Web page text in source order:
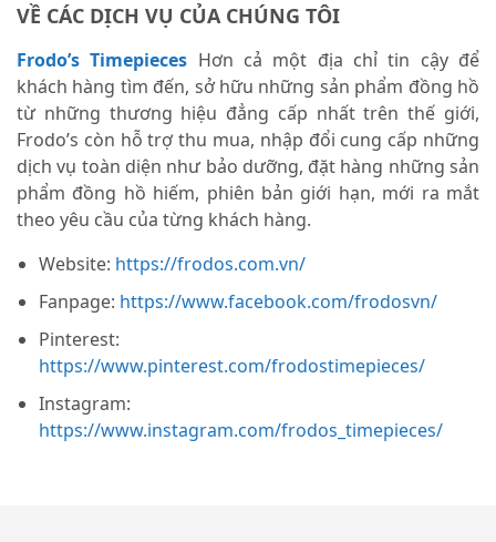
VỀ CÁC DỊCH VỤ CỦA CHÚNG TÔI
Frodo’s Timepieces Hơn cả một địa chỉ tin cậy để
khách hàng tìm đến, sở hữu những sản phẩm đồng hồ
từ những thương hiệu đẳng cấp nhất trên thế giới,
Frodo’s còn hỗ trợ thu mua, nhập đổi cung cấp những
dịch vụ toàn diện như bảo dưỡng, đặt hàng những sản
phẩm đồng hồ hiếm, phiên bản giới hạn, mới ra mắt
theo yêu cầu của từng khách hàng.
Website: https://frodos.com.vn/
Fanpage: https://www.facebook.com/frodosvn/
Pinterest:
https://www.pinterest.com/frodostimepieces/
Instagram:
https://www.instagram.com/frodos_timepieces/